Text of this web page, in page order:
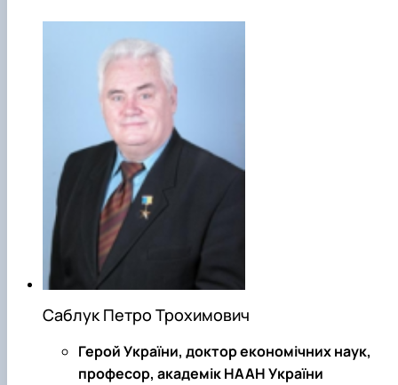
Саблук Петро Трохимович
Герой України, доктор економічних наук,
професор, академік НААН України